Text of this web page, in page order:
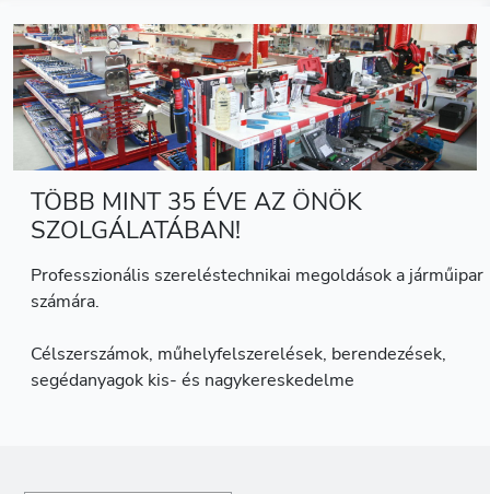
TÖBB MINT 35 ÉVE AZ ÖNÖK
SZOLGÁLATÁBAN!
Professzionális szereléstechnikai megoldások a járműipar
számára.
Célszerszámok, műhelyfelszerelések, berendezések,
segédanyagok kis- és nagykereskedelme